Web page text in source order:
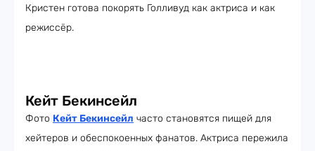
Кристен готова покорять Голливуд как актриса и как
режиссёр.
Кейт Бекинсейл
Фото Кейт Бекинсейл часто становятся пищей для
хейтеров и обеспокоенных фанатов. Актриса пережила